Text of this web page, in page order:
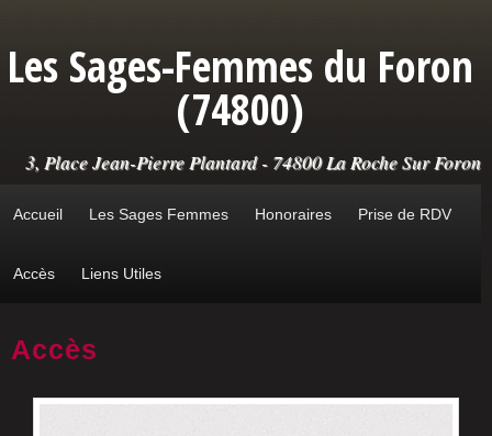
Les Sages-Femmes du Foron
(74800)
3, Place Jean-Pierre Plantard - 74800 La Roche Sur Foron
Accueil Les Sages Femmes Honoraires Prise de RDV
Accès Liens Utiles
Accès